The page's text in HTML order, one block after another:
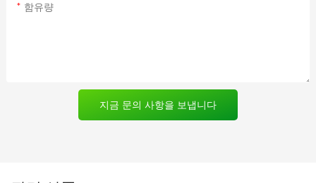
함유량
지금 문의 사항을 보냅니다